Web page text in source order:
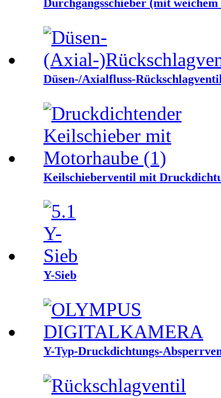
Durchgangsschieber (mit weichem
Düsen-/Axialfluss-
Keilschieberventil mit
Y-Sieb
Y-Typ-Druckdichtungs-